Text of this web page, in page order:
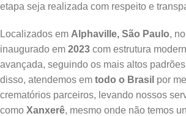
etapa seja realizada com respeito e
Localizados em Alphaville, São Paulo,
inaugurado em 2023 com estrutura
avançada, seguindo os mais altos
disso, atendemos em todo o Brasil por
crematórios parceiros, levando nossos
como Xanxerê, mesmo onde não temos